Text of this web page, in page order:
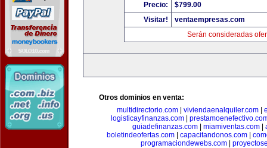
Precio:
$799.00
Visitar!
ventaempresas.com
Serán consideradas
Otros dominios en venta:
multidirectorio.com| viviendaenalquiler.com|
logisticayfinanzas.com|
guiadefinanzas.com
miamiventas.com
boletindeofertas.com| capacitandonos.com|
programaciondewebs.com|